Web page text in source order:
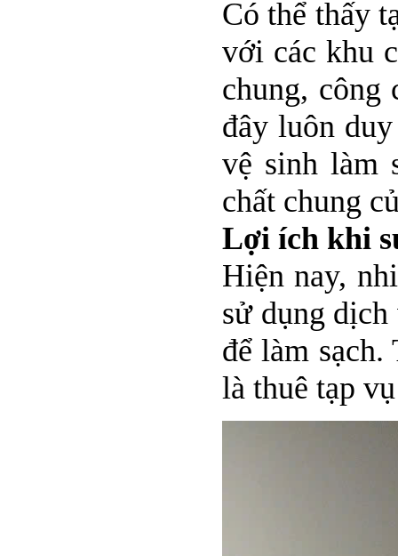
Có thể thấy
với các khu
chung, công
đây luôn
vệ sinh làm
chất chung
Lợi ích khi
Hiện nay,
sử dụng
để làm
là thuê tạp